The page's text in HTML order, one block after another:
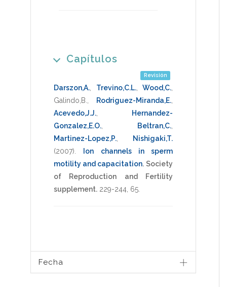
Capítulos
Revisión
Darszon,A. Trevino,C.L., Wood,C.
Galindo,B.
Rodriguez-Miranda,E.
Acevedo,J.J.
Hernandez-
Gonzalez,E.O.
Beltran,C.
Martinez-Lopez,P.
Nishigaki,T.
(2007)
Ion channels in sperm
motility and capacitation. Society
of Reproduction and Fertility
supplement. 229-244 65
Fecha